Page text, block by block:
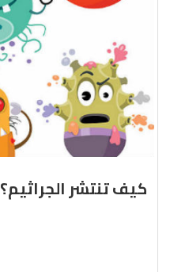
كيف تنتشر الجراثيم؟